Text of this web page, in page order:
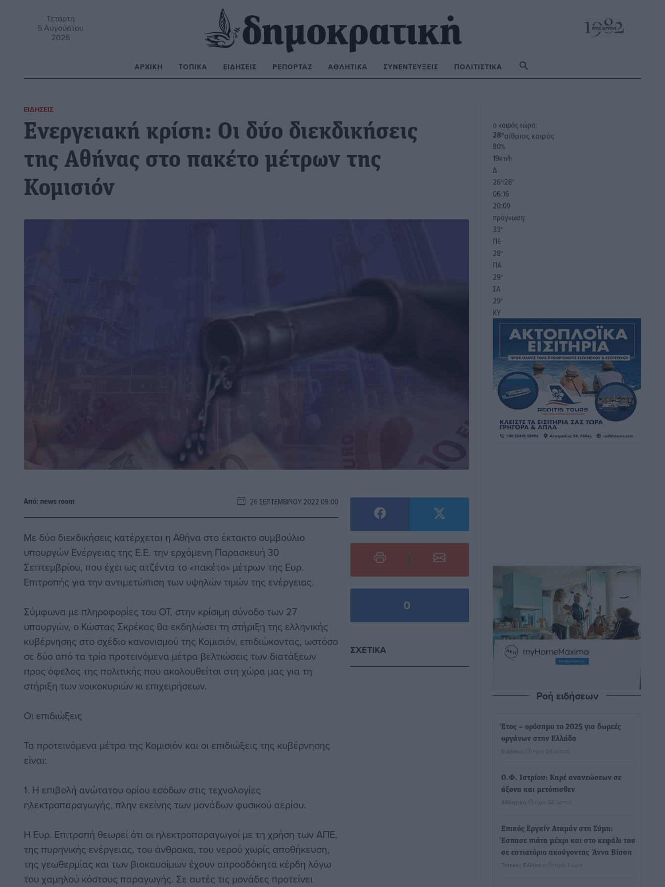
Τετάρτη
5 Αυγούστου
2026
ΑΡΧΙΚΉ ΤΟΠΙΚΆ ΕΙΔΉΣΕΙΣ ΡΕΠΟΡΤΆΖ ΑΘΛΗΤΙΚΆ ΣΥΝΕΝΤΕΎΞΕΙΣ ΠΟΛΙΤΙΣΤΙΚΆ
ΕΙΔΉΣΕΙΣ
Ενεργειακή κρίση: Οι δύο διεκδικήσεις
της Αθήνας στο πακέτο μέτρων της
Κομισιόν
Από: news room 26 ΣΕΠΤΕΜΒΡΊΟΥ 2022 09:00
Με δύο διεκδικήσεις κατέρχεται η Αθήνα στο έκτακτο συμβούλιο
υπουργών Ενέργειας της Ε.Ε. την ερχόμενη Παρασκευή 30
Σεπτεμβρίου, που έχει ως ατζέντα το «πακέτο» μέτρων της Ευρ.
Επιτροπής για την αντιμετώπιση των υψηλών τιμών της ενέργειας.
Σύμφωνα με πληροφορίες του ΟΤ, στην κρίσιμη σύνοδο των 27
υπουργών, ο Κώστας Σκρέκας θα εκδηλώσει τη στήριξη της ελληνικής
κυβέρνησης στο σχέδιο κανονισμού της Κομισιόν, επιδιώκοντας, ωστόσο
σε δύο από τα τρία προτεινόμενα μέτρα βελτιώσεις των διατάξεων
προς όφελος της πολιτικής που ακολουθείται στη χώρα μας για τη
στήριξη των νοικοκυριών κι επιχειρήσεων.
Οι επιδιώξεις
Τα προτεινόμενα μέτρα της Κομισιόν και οι επιδιώξεις της κυβέρνησης
είναι:
1. Η επιβολή ανώτατου ορίου εσόδων στις τεχνολογίες
ηλεκτροπαραγωγής, πλην εκείνης των μονάδων φυσικού αερίου.
Η Ευρ. Επιτροπή θεωρεί ότι οι ηλεκτροπαραγωγοί με τη χρήση των ΑΠΕ,
της πυρηνικής ενέργειας, του άνθρακα, του νερού χωρίς αποθήκευση,
της γεωθερμίας και των βιοκαυσίμων έχουν απροσδόκητα κέρδη λόγω
του χαμηλού κόστους παραγωγής. Σε αυτές τις μονάδες προτείνει
0
ΣΧΕΤΙΚΆ
o καιρός τώρα:
28°αίθριος καιρός
80%
19km/h
Δ
26°/28°
06:16
20:09
πρόγνωση:
33°
ΠΕ
28°
ΠΑ
29°
ΣΑ
29°
ΚΥ
Ροή ειδήσεων
Έτος – ορόσημο το 2025 για δωρεές
οργάνων στην Ελλάδα
Ειδήσεις πριν 28 λεπτά
Ο.Φ. Ιστρίου: Καρέ ανανεώσεων σε
άξονα και μετόπισθεν
Αθλητικά πριν 58 λεπτά
Επικός Εργκίν Αταμάν στη Σύμη:
Έσπασε πιάτα μέχρι και στο κεφάλι του
σε εστιατόριο ακούγοντας Άννα Βίσση
Τοπικές Ειδήσεις πριν 1 ώρα